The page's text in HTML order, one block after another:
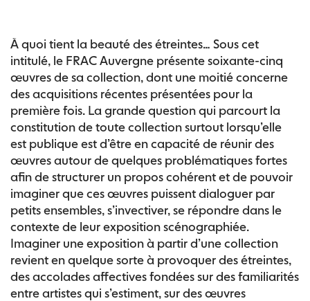
À quoi tient la beauté des étreintes… Sous cet
intitulé, le FRAC Auvergne présente soixante-cinq
œuvres de sa collection, dont une moitié concerne
des acquisitions récentes présentées pour la
première fois. La grande question qui parcourt la
constitution de toute collection surtout lorsqu’elle
est publique est d’être en capacité de réunir des
œuvres autour de quelques problématiques fortes
afin de structurer un propos cohérent et de pouvoir
imaginer que ces œuvres puissent dialoguer par
petits ensembles, s’invectiver, se répondre dans le
contexte de leur exposition scénographiée.
Imaginer une exposition à partir d’une collection
revient en quelque sorte à provoquer des étreintes,
des accolades affectives fondées sur des familiarités
entre artistes qui s’estiment, sur des œuvres